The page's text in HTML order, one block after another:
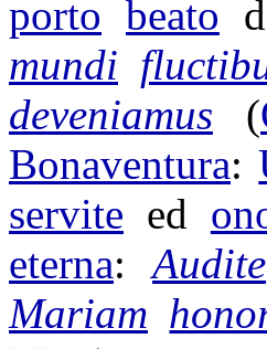
porto beato
mundi
deveniamus
(
Bonaventura:
servite ed
eterna:Audite
Mariam